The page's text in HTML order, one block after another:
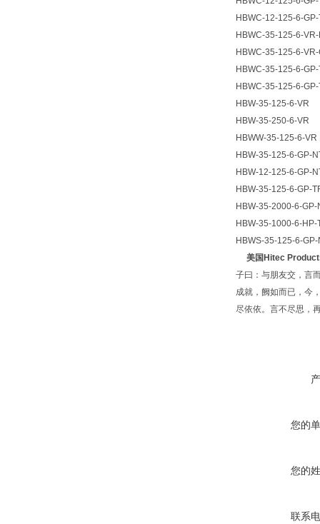
HBWC-12-125-6-
HBWC-35-125-6-
HBWC-35-125-6-VR-
HBWC-35-125-6-
HBWC-35-125-6-
HBW-35-125-6-VR
HBW-35-250-6-VR
HBWW-35-125-6-VR
HBW-35-125-6-GP-
HBW-12-125-6-GP-
HBW-35-125-6-GP-
HBW-35-2000-6-GP-
HBW-35-1000-6-HP-
HBWS-35-125-6-GP-
美国Hitec
子曰：与朋友交，言
成就，阙如而已，今
尽依依。言不尽思，
您的
您的
联系